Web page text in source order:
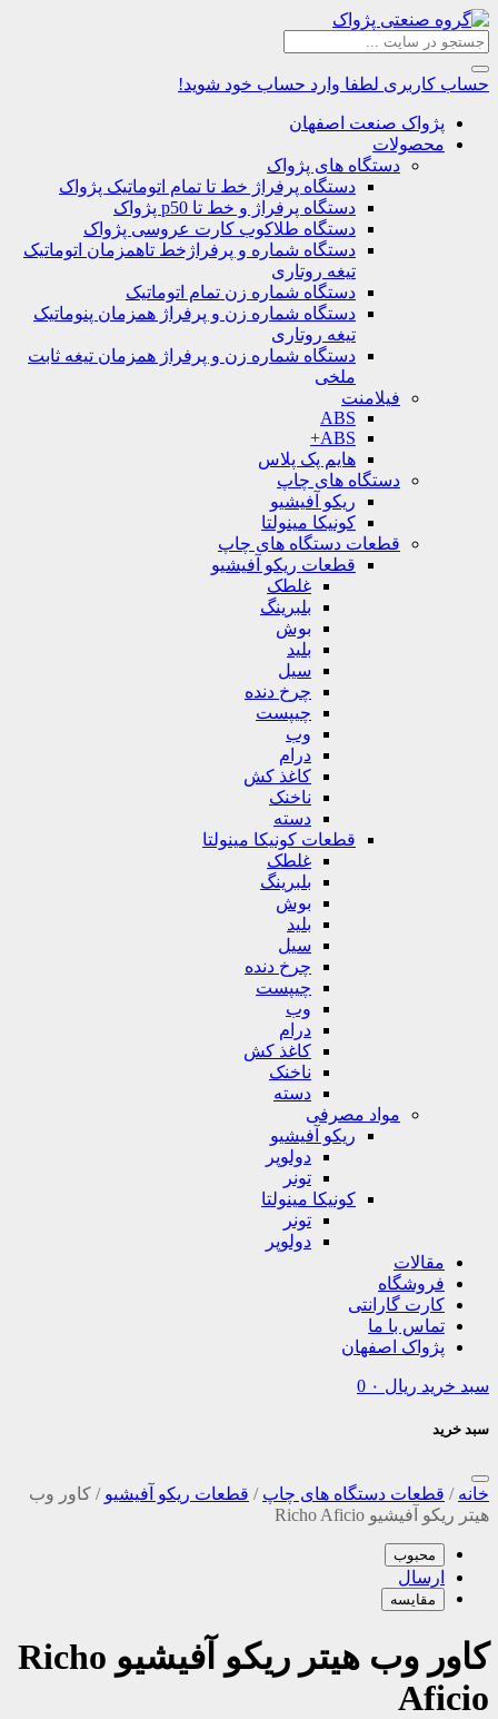
حساب کاربری لطفا وارد حساب خود شوید!
پژواک صنعت اصفهان
محصولات
دستگاه های پژواک
دستگاه پرفراژ خط تا تمام اتوماتیک پژواک
دستگاه پرفراژ و خط تا p50 پژواک
دستگاه طلاکوب کارت عروسی پژواک
دستگاه شماره و پرفراژخط تاهمزمان اتوماتیک
تیغه روتاری
دستگاه شماره زن تمام اتوماتیک
دستگاه شماره زن و پرفراژ همزمان پنوماتیک
تیغه روتاری
دستگاه شماره زن و پرفراژ همزمان تیغه ثابت
ملخی
فیلامنت
ABS
ABS+
هایم پک پلاس
دستگاه های چاپ
ریکو آفیشیو
کونیکا مینولتا
قطعات دستگاه های چاپ
قطعات ریکو آفیشیو
غلطک
بلبرینگ
بوش
بلید
سیل
چرخ دنده
چیپست
وب
درام
کاغذ کش
ناخنک
دسته
قطعات کونیکا مینولتا
غلطک
بلبرینگ
بوش
بلید
سیل
چرخ دنده
چیپست
وب
درام
کاغذ کش
ناخنک
دسته
مواد مصرفی
ریکو آفیشیو
دولوپر
تونر
کونیکا مینولتا
تونر
دولوپر
مقالات
فروشگاه
کارت گارانتی
تماس با ما
پژواک اصفهان
سبد خرید ریال 0
سبد خرید
خانه / قطعات دستگاه های چاپ / قطعات ریکو آفیشیو / کاور وب
هیتر ریکو آفیشیو Richo Aficio
محبوب
ارسال
مقایسه
کاور وب هیتر ریکو آفیشیو Richo
Aficio